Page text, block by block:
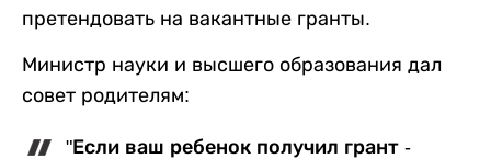
претендовать на вакантные гранты.
Министр науки и высшего образования дал
совет родителям:
"Если ваш ребенок получил грант -